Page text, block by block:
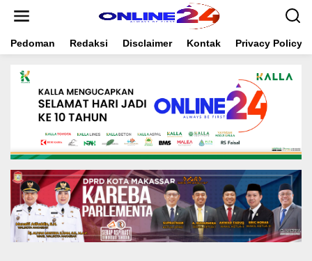
t
Pedoman Redaksi Disclaimer Kontak Privacy Policy